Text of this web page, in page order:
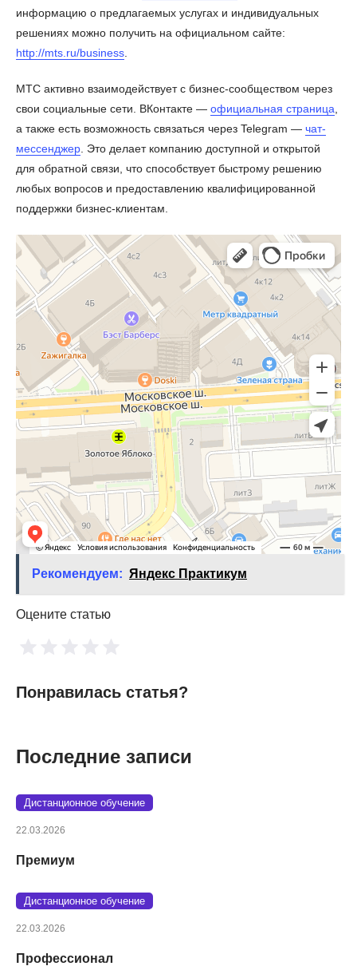
информацию о предлагаемых услугах и индивидуальных
решениях можно получить на официальном сайте:
http://mts.ru/business
МТС активно взаимодействует с бизнес-сообществом через
свои социальные сети. ВКонтакте — официальная страница
а также есть возможность связаться через Telegram — чат-
мессенджер . Это делает компанию доступной и открытой
для обратной связи, что способствует быстрому решению
любых вопросов и предоставлению квалифицированной
поддержки бизнес-клиентам.
Рекомендуем: Яндекс Практикум
Оцените статью
Понравилась статья?
Последние записи
Дистанционное обучение
22.03.2026
Премиум
Дистанционное обучение
22.03.2026
Профессионал